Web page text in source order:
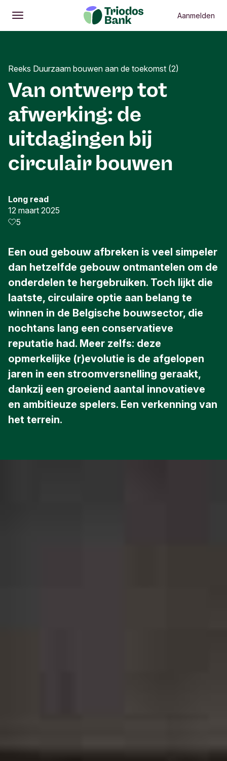
Openen
Hoofdmenu Aanmelden
Van ontwerp tot
afwerking: de
uitdagingen bij
circulair bouwen
Reeks Duurzaam bouwen aan de toekomst (2)
Een oud gebouw afbreken is veel simpeler
dan hetzelfde gebouw ontmantelen om de
onderdelen te hergebruiken. Toch lijkt die
laatste, circulaire optie aan belang te
winnen in de Belgische bouwsector, die
nochtans lang een conservatieve
reputatie had. Meer zelfs: deze
opmerkelijke (r)evolutie is de afgelopen
jaren in een stroomversnelling geraakt,
dankzij een groeiend aantal innovatieve
en ambitieuze spelers. Een verkenning van
het terrein.
Long read
12 maart 2025
5